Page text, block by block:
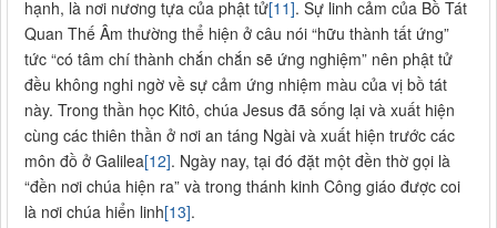
hạnh, là nơi nương tựa của phật tử[11]. Sự linh cảm của Bồ Tát
Quan Thế Âm thường thể hiện ở câu nói “hữu thành tất ứng”
tức “có tâm chí thành chắn chắn sẽ ứng nghiệm” nên phật tử
đều không nghi ngờ về sự cảm ứng nhiệm màu của vị bồ tát
này. Trong thần học Kitô, chúa Jesus đã sống lại và xuất hiện
cùng các thiên thần ở nơi an táng Ngài và xuất hiện trước các
môn đồ ở Galilea[12]. Ngày nay, tại đó đặt một đền thờ gọi là
“đền nơi chúa hiện ra” và trong thánh kinh Công giáo được coi
là nơi chúa hiển linh[13].